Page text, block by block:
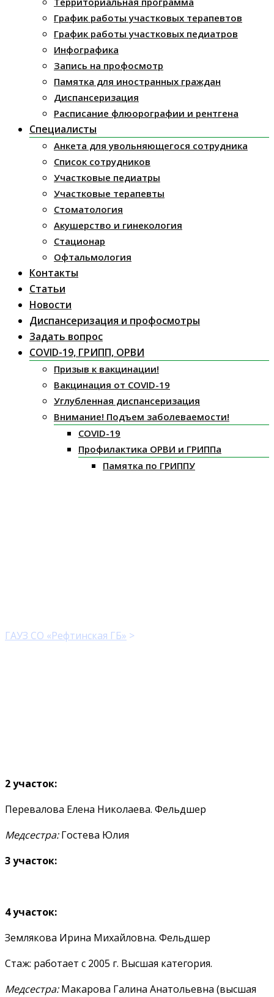
График работы участковых терапевтов
График работы участковых педиатров
Инфографика
Запись на профосмотр
Памятка для иностранных граждан
Диспансеризация
Расписание флюорографии и рентгена
Специалисты
Анкета для увольняющегося сотрудника
Список сотрудников
Участковые педиатры
Участковые терапевты
Стоматология
Акушерство и гинекология
Стационар
Офтальмология
Контакты
Статьи
Новости
Диспансеризация и профосмотры
Задать вопрос
COVID-19, ГРИПП, ОРВИ
Призыв к вакцинации!
Вакцинация от COVID-19
Углубленная диспансеризация
Внимание! Подъем заболеваемости!
COVID-19
Профилактика ОРВИ и ГРИППа
Памятка по ГРИППУ
ГАУЗ СО «Рефтинская ГБ» >
2 участок:
Перевалова Елена Николаева. Фельдшер
Медсестра:Гостева Юлия
3 участок:
4 участок:
Землякова Ирина Михайловна. Фельдшер
Стаж: работает с 2005 г. Высшая категория.
Медсестра:Макарова Галина Анатольевна (высшая